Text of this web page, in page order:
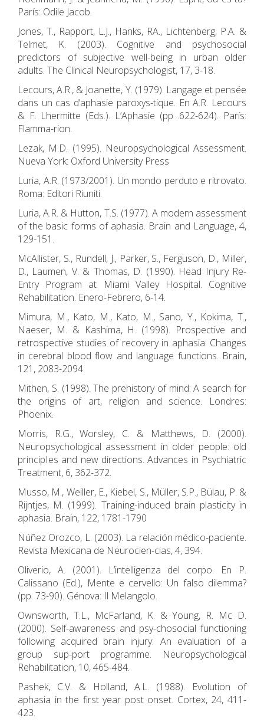
París: Odile Jacob.
Jones, T., Rapport, L.J., Hanks, RA., Lichtenberg, P.A. &
Telmet, K. (2003). Cognitive and psychosocial
predictors of subjective well-being in urban older
adults. The Clinical Neuropsychologist, 17, 3-18.
Lecours, A.R., & Joanette, Y. (1979). Langage et pensée
dans un cas d’aphasie paroxys-tique. En A.R. Lecours
& F. Lhermitte (Eds.). L’Aphasie (pp .622-624). París:
Flamma-rion.
Lezak, M.D. (1995). Neuropsychological Assessment.
Nueva York: Oxford University Press
Luria, A.R. (1973/2001). Un mondo perduto e ritrovato.
Roma: Editori Riuniti.
Luria, A.R. & Hutton, T.S. (1977). A modern assessment
of the basic forms of aphasia. Brain and Language, 4,
129-151.
McAllister, S., Rundell, J., Parker, S., Ferguson, D., Miller,
D., Laumen, V. & Thomas, D. (1990). Head Injury Re-
Entry Program at Miami Valley Hospital. Cognitive
Rehabilitation. Enero-Febrero, 6-14.
Mimura, M., Kato, M., Kato, M., Sano, Y., Kokima, T.,
Naeser, M. & Kashima, H. (1998). Prospective and
retrospective studies of recovery in aphasia: Changes
in cerebral blood flow and language functions. Brain,
121, 2083-2094.
Mithen, S. (1998). The prehistory of mind: A search for
the origins of art, religion and science. Londres:
Phoenix.
Morris, R.G., Worsley, C. & Matthews, D. (2000).
Neuropsychological assessment in older people: old
principIes and new directions. Advances in Psychiatric
Treatment, 6, 362-372.
Musso, M., Weiller, E., Kiebel, S., Müller, S.P., Bülau, P. &
Rijntjes, M. (1999). Training-induced brain plasticity in
aphasia. Brain, 122, 1781-1790
Núñez Orozco, L. (2003). La relación médico-paciente.
Revista Mexicana de Neurocien-cias, 4, 394.
Oliverio, A. (2001). L’intelligenza del corpo. En P.
Calissano (Ed.), Mente e cervello: Un falso dilemma?
(pp. 73-90). Génova: Il Melangolo.
Ownsworth, T.L., McFarland, K. & Young, R. Mc D.
(2000). Self-awareness and psy-chosocial functioning
following acquired brain injury: An evaluation of a
group sup-port programme. Neuropsychological
Rehabilitation, 10, 465-484.
Pashek, C.V. & Holland, A.L. (1988). Evolution of
aphasia in the first year post onset. Cortex, 24, 411-
423.